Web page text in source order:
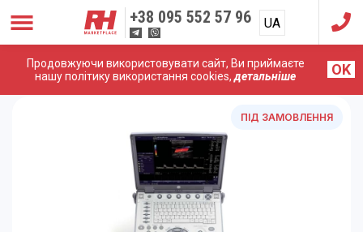
Продовжуючи використовувати сайт, Ви приймаєте
нашу політику використання cookies,детальніше OK
+38 095 552 57 96 UA
RU
Головна/УЗД Апарати/GE (General Electric)/УЗД
Апарат GE Logiq E
ПІД ЗАМОВЛЕННЯ